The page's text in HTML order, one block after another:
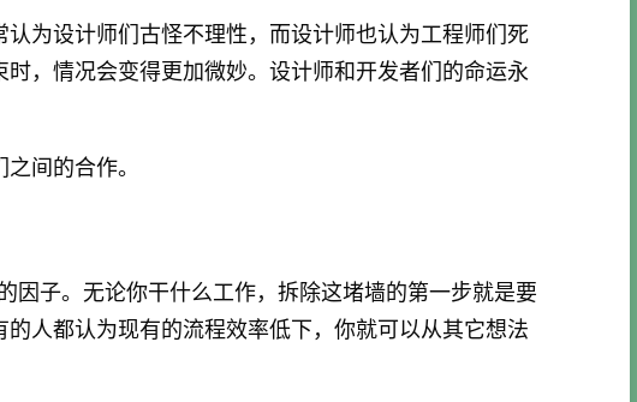
为设计师们古怪不理性，而设计师也认为工程师们死
，情况会变得更加微妙。设计师和开发者们的命运永
间的合作。
因子。无论你干什么工作，拆除这堵墙的第一步就是要
人都认为现有的流程效率低下，你就可以从其它想法